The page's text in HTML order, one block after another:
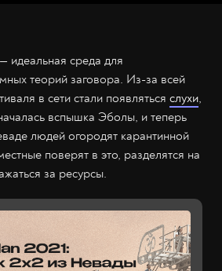
идеальная среда для
теорий заговора. Из-за всей
в сети стали появляться слухи,
вспышка Эболы, и теперь
людей огородят карантинной
поверят в это, разделятся на
за ресурсы.